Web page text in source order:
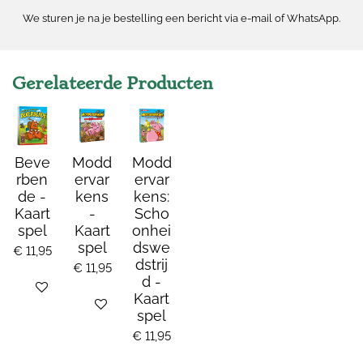
We sturen je na je bestelling een bericht via e-mail of WhatsApp.
Gerelateerde Producten
Beve
rben
de -
Kaart
spel
€ 11,95
Bekijk details
Modd
ervar
kens
-
Kaart
spel
€ 11,95
Bekijk details
Modd
ervar
kens:
Scho
onhei
dswe
dstrij
d -
Kaart
spel
€ 11,95